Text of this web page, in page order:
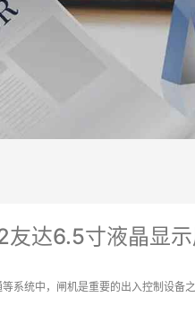
达6.5寸液晶显
系统中，闸机是重要的出入控制设备